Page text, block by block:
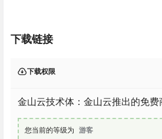
下载链接
下载权限
金山云技术体：金山云推出的免费
您当前的等级为 游客